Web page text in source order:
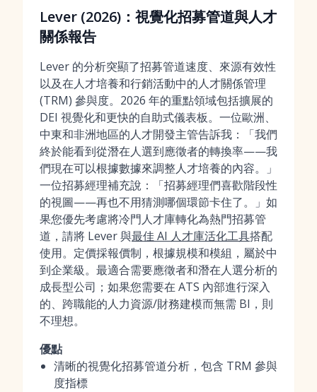
Lever (2026)：視覺化招募管道與人才
關係報告
Lever 的分析突顯了招募管道速度、來源有效性
以及在人才培養和行銷活動中的人才關係管理
(TRM) 參與度。2026 年的重點領域包括擴展的
DEI 視覺化和更快的自助式儀表板。一位歐洲、
中東和非洲地區的人才開發主管告訴我：「我們
終於能看到從潛在人選到應徵者的轉換率——我
們現在可以根據數據來調整人才培養的內容。」
一位招募經理補充說：「招募經理們喜歡階段性
的視圖——再也不用猜測哪個環節卡住了。」如
果您優先考慮將冷門人才庫轉化為熱門招募管
道，請將 Lever 與最佳 AI 人才庫活化工具搭配
使用。定價採報價制，根據規模和模組，屬於中
到企業級。最適合需要應徵者和潛在人選分析的
成長型公司；如果您需要在 ATS 內部進行深入
的、跨職能的人力資源/財務建模而無需 BI，則
不理想。
優點
清晰的視覺化招募管道分析，包含 TRM 參與
度指標